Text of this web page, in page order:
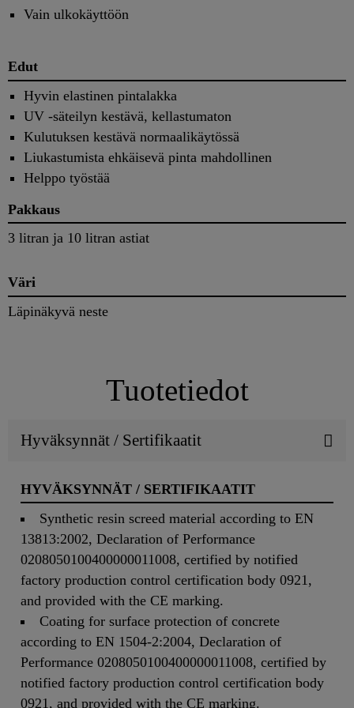
Vain ulkokäyttöön
Edut
Hyvin elastinen pintalakka
UV -säteilyn kestävä, kellastumaton
Kulutuksen kestävä normaalikäytössä
Liukastumista ehkäisevä pinta mahdollinen
Helppo työstää
Pakkaus
3 litran ja 10 litran astiat
Väri
Läpinäkyvä neste
Tuotetiedot
Hyväksynnät / Sertifikaatit
HYVÄKSYNNÄT / SERTIFIKAATIT
Synthetic resin screed material according to EN
13813:2002, Declaration of Performance
0208050100400000011008, certified by notified
factory production control certification body 0921,
and provided with the CE marking.
Coating for surface protection of concrete
according to EN 1504-2:2004, Declaration of
Performance 0208050100400000011008, certified by
notified factory production control certification body
0921, and provided with the CE marking.